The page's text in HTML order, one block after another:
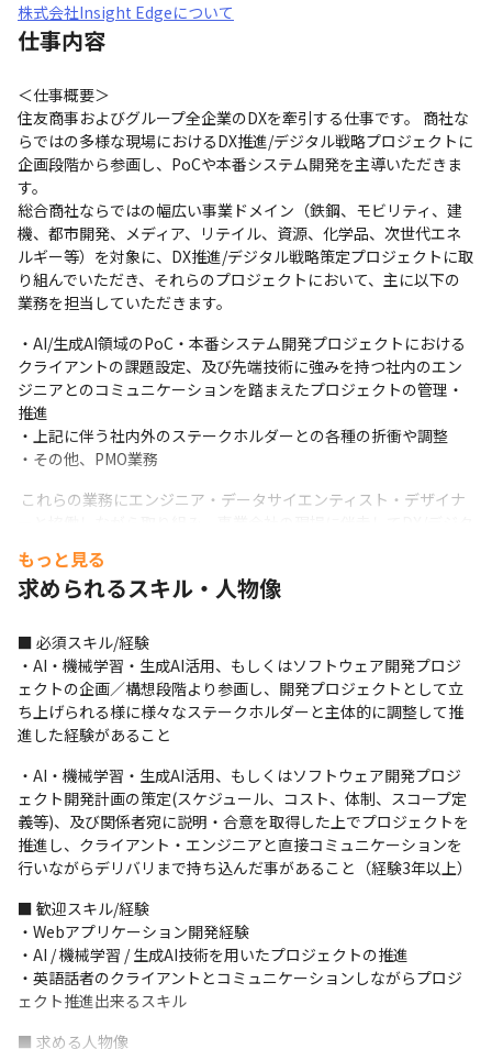
株式会社Insight Edgeについて
仕事内容
＜仕事概要＞
住友商事およびグループ全企業のDXを牽引する仕事です。 商社な
らではの多様な現場におけるDX推進/デジタル戦略プロジェクトに
企画段階から参画し、PoCや本番システム開発を主導いただきま
す。
総合商社ならではの幅広い事業ドメイン（鉄鋼、モビリティ、建
機、都市開発、メディア、リテイル、資源、化学品、次世代エネ
ルギー等）を対象に、DX推進/デジタル戦略策定プロジェクトに取
り組んでいただき、それらのプロジェクトにおいて、主に以下の
業務を担当していただきます。
・AI/生成AI領域のPoC・本番システム開発プロジェクトにおける
クライアントの課題設定、及び先端技術に強みを持つ社内のエン
ジニアとのコミュニケーションを踏まえたプロジェクトの管理・
推進
・上記に伴う社内外のステークホルダーとの各種の折衝や調整
・その他、PMO業務
＜過去に当社で実装したプロジェクトの一例＞
・食品スーパー事業における総菜値引き最適化アルゴリズム構
築・アプリケーション開発
・総合商社における生成AIを活用した全社投融資意思決定支援ツ
ールの企画、技術実証、開発
・大手SIerにおけるAI駆動型システム開発を実現するAIエージェン
ト開発
・介護業界向け新規事業開発におけるサービスデザインおよびク
リエイティブ制作
・物流事業における各拠点横断でのDX推進/データ活用のための全
体アーキテクチャ構想と個別施策具体化
もっと見る
求められるスキル・人物像
■ 必須スキル/経験
・AI・機械学習・生成AI活用、もしくはソフトウェア開発プロジ
ェクトの企画／構想段階より参画し、開発プロジェクトとして立
ち上げられる様に様々なステークホルダーと主体的に調整して推
進した経験があること
・AI・機械学習・生成AI活用、もしくはソフトウェア開発プロジ
ェクト開発計画の策定(スケジュール、コスト、体制、スコープ定
義等)、及び関係者宛に説明・合意を取得した上でプロジェクトを
推進し、クライアント・エンジニアと直接コミュニケーションを
行いながらデリバリまで持ち込んだ事があること（経験3年以上）
■ 歓迎スキル/経験
・Webアプリケーション開発経験
・AI / 機械学習 / 生成AI技術を用いたプロジェクトの推進
・英語話者のクライアントとコミュニケーションしながらプロジ
ェクト推進出来るスキル
■ 求める人物像